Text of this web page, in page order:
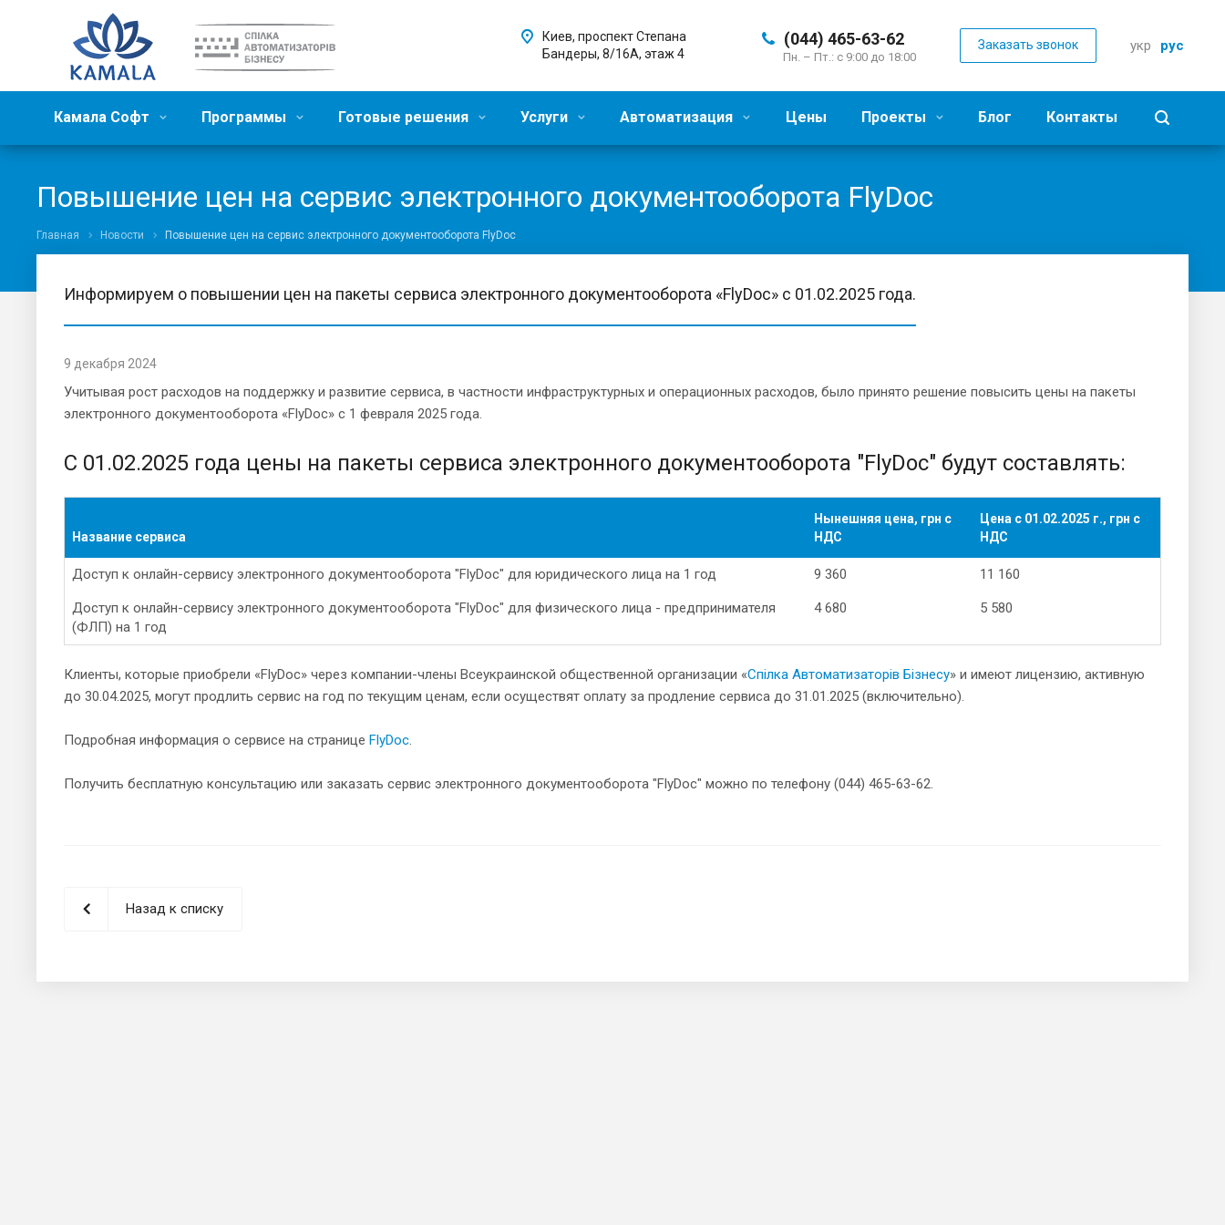
(044) 465-63-62
Пн. – Пт.: с 9:00 до 18:00
Заказать звонок укр рус
Киев, проспект Степана
Бандеры, 8/16А, этаж 4
Камала Софт Программы Готовые решения Услуги Автоматизация Цены Проекты Блог Контакты
Повышение цен на сервис электронного документооборота FlyDoc
Главная Новости Повышение цен на сервис электронного документооборота FlyDoc
Информируем о повышении цен на пакеты сервиса электронного документооборота «FlyDoc» с 01.02.2025 года.
9 декабря 2024
Учитывая рост расходов на поддержку и развитие сервиса, в частности инфраструктурных и операционных расходов, было принято решение повысить цены на пакеты
электронного документооборота «FlyDoc» с 1 февраля 2025 года.
С 01.02.2025 года цены на пакеты сервиса электронного документооборота "FlyDoc" будут составлять:
Название сервиса
Нынешняя цена, грн с
НДС
Цена с 01.02.2025 г., грн с
НДС
Доступ к онлайн-сервису электронного документооборота "FlyDoc" для юридического лица на 1 год 9 360 11 160
Доступ к онлайн-сервису электронного документооборота "FlyDoc" для физического лица - предпринимателя
(ФЛП) на 1 год
4 680 5 580
Клиенты, которые приобрели «FlyDoc» через компании-члены Всеукраинской общественной организации «Спілка Автоматизаторів Бізнесу» и имеют лицензию, активную
до 30.04.2025, могут продлить сервис на год по текущим ценам, если осуществят оплату за продление сервиса до 31.01.2025 (включительно).
Подробная информация о сервисе на странице FlyDoc.
Получить бесплатную консультацию или заказать сервис электронного документооборота "FlyDoc" можно по телефону (044) 465-63-62.
Назад к списку